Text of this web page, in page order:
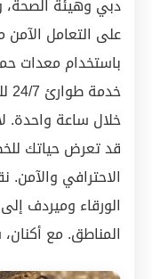
على التعامل الآمن
باستخدام معدات
خلال ساعة واحدة.
قد تعرض حياتك
الاحترافي
الورقاء وميردف
المناطق. مع